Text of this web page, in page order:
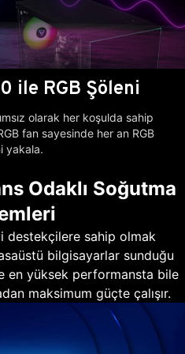
ile RGB Şöleni
olarak her koşulda sahip
fan sayesinde her an RGB
yakala.
Odaklı Soğutma
destekçilere sahip olmak
bilgisayarlar sunduğu
en yüksek performansta bile
maksimum güçte çalışır.